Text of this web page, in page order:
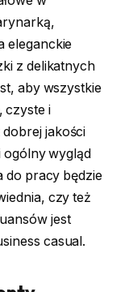
eleganckie
z delikatnych
aby wszystkie
czyste i
jakości
ogólny wygląd
do pracy będzie
czy też
jest
casual.